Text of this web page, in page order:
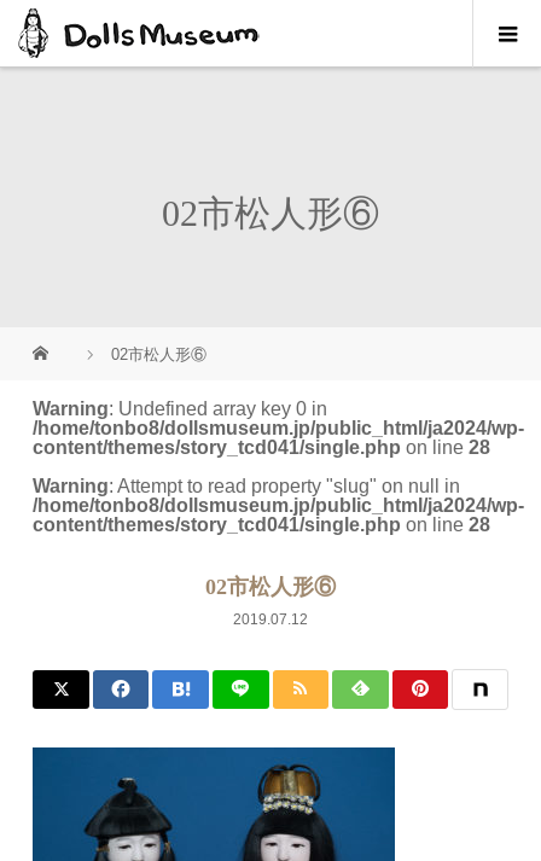
02市松人形⑥
02市松人形⑥
Warning: Undefined array key 0 in
/home/tonbo8/dollsmuseum.jp/public_html/ja2024/wp-
content/themes/story_tcd041/single.php on line28
Warning: Attempt to read property "slug" on null in
/home/tonbo8/dollsmuseum.jp/public_html/ja2024/wp-
content/themes/story_tcd041/single.php on line28
02市松人形⑥
2019.07.12